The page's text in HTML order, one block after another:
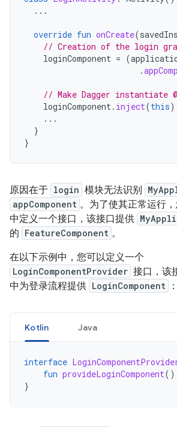
...
override fun onCreate(
// Creation of the login
loginComponent = (
.
// Make Dagger
loginComponent. inject(this)
...
}
}
原因在于 login 模块无法识别
appComponent 。为了使其正常运行
中定义一个接口，该接口提供
的 FeatureComponent 。
在以下示例中，您可以定义一个
LoginComponentProvider 接口，该
中为登录流程提供 LoginComponent ：
Kotlin Java
interface
fun provideLoginComponent
}